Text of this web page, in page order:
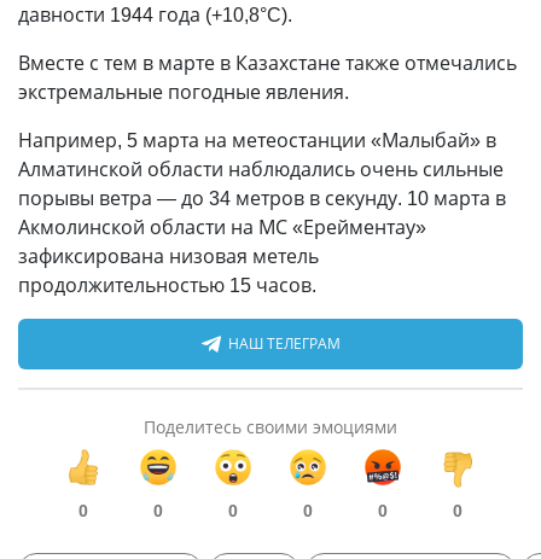
давности 1944 года (+10,8°C).
Вместе с тем в марте в Казахстане также отмечались
экстремальные погодные явления.
Например, 5 марта на метеостанции «Малыбай» в
Алматинской области наблюдались очень сильные
порывы ветра — до 34 метров в секунду. 10 марта в
Акмолинской области на МС «Ерейментау»
зафиксирована низовая метель
продолжительностью 15 часов.
НАШ ТЕЛЕГРАМ
Поделитесь своими эмоциями
0 0 0 0 0 0